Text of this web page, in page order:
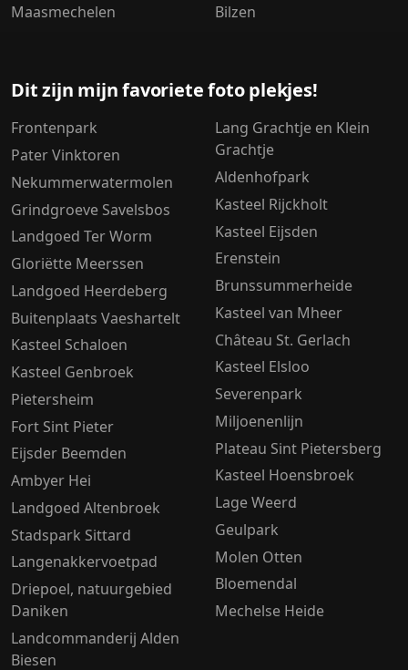
Maasmechelen
Bilzen
Dit zijn mijn favoriete foto plekjes!
Frontenpark
Pater Vinktoren
Nekummerwatermolen
Grindgroeve Savelsbos
Landgoed Ter Worm
Gloriëtte Meerssen
Landgoed Heerdeberg
Buitenplaats Vaeshartelt
Kasteel Schaloen
Kasteel Genbroek
Pietersheim
Fort Sint Pieter
Eijsder Beemden
Ambyer Hei
Landgoed Altenbroek
Stadspark Sittard
Langenakkervoetpad
Driepoel, natuurgebied
Daniken
Landcommanderij Alden
Biesen
Lang Grachtje en Klein
Grachtje
Aldenhofpark
Kasteel Rijckholt
Kasteel Eijsden
Erenstein
Brunssummerheide
Kasteel van Mheer
Château St. Gerlach
Kasteel Elsloo
Severenpark
Miljoenenlijn
Plateau Sint Pietersberg
Kasteel Hoensbroek
Lage Weerd
Geulpark
Molen Otten
Bloemendal
Mechelse Heide